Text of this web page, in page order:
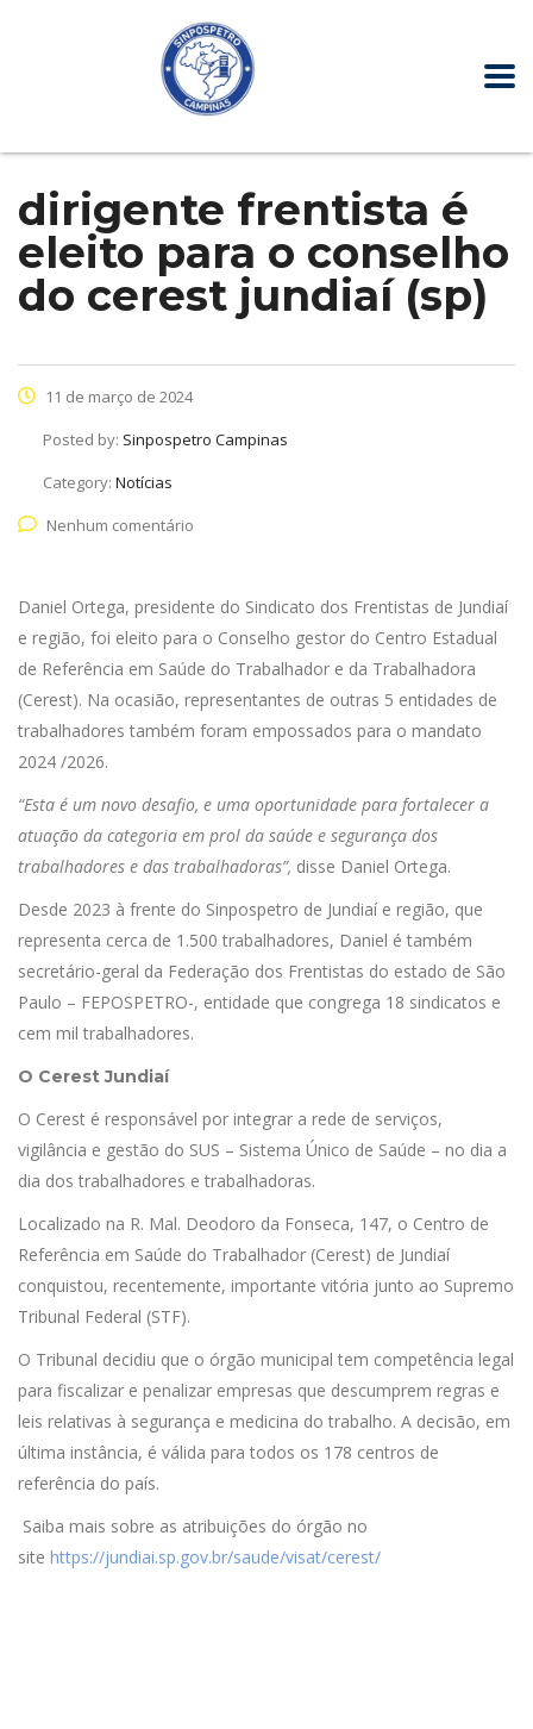
dirigente frentista é
eleito para o conselho
do cerest jundiaí (sp)
11 de março de 2024
Posted by: Sinpospetro Campinas
Category: Notícias
Nenhum comentário
Daniel Ortega, presidente do Sindicato dos Frentistas de Jundiaí
e região, foi eleito para o Conselho gestor do Centro Estadual
de Referência em Saúde do Trabalhador e da Trabalhadora
(Cerest). Na ocasião, representantes de outras 5 entidades de
trabalhadores também foram empossados para o mandato
2024 /2026.
“Esta é um novo desafio, e uma oportunidade para fortalecer a
atuação da categoria em prol da saúde e segurança dos
trabalhadores e das trabalhadoras”, disse Daniel Ortega.
Desde 2023 à frente do Sinpospetro de Jundiaí e região, que
representa cerca de 1.500 trabalhadores, Daniel é também
secretário-geral da Federação dos Frentistas do estado de São
Paulo – FEPOSPETRO-, entidade que congrega 18 sindicatos e
cem mil trabalhadores.
O Cerest Jundiaí
O Cerest é responsável por integrar a rede de serviços,
vigilância e gestão do SUS – Sistema Único de Saúde – no dia a
dia dos trabalhadores e trabalhadoras.
Localizado na R. Mal. Deodoro da Fonseca, 147, o Centro de
Referência em Saúde do Trabalhador (Cerest) de Jundiaí
conquistou, recentemente, importante vitória junto ao Supremo
Tribunal Federal (STF).
O Tribunal decidiu que o órgão municipal tem competência legal
para fiscalizar e penalizar empresas que descumprem regras e
leis relativas à segurança e medicina do trabalho. A decisão, em
última instância, é válida para todos os 178 centros de
referência do país.
Saiba mais sobre as atribuições do órgão no
site https://jundiai.sp.gov.br/saude/visat/cerest/